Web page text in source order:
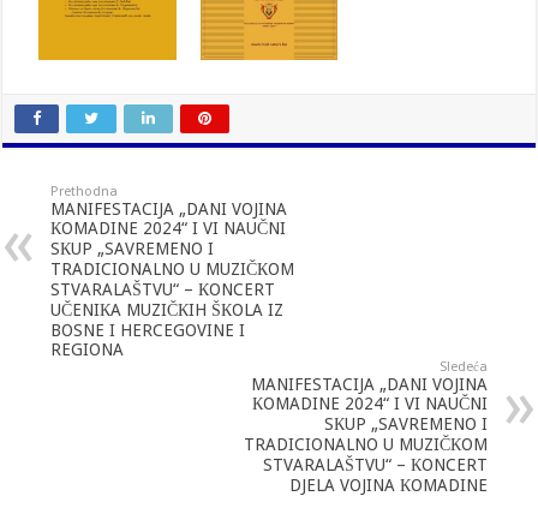
Prethodna
MANIFESTACIJA „DANI VOJINA
КOMADINE 2024“ I VI NAUČNI
SКUP „SAVREMENO I
TRADICIONALNO U MUZIČКOM
STVARALAŠTVU“ – КONCERT
UČENIКA MUZIČКIH ŠКOLA IZ
BOSNE I HERCEGOVINE I
REGIONA
Sledeća
MANIFESTACIJA „DANI VOJINA
КOMADINE 2024“ I VI NAUČNI
SКUP „SAVREMENO I
TRADICIONALNO U MUZIČКOM
STVARALAŠTVU“ – КONCERT
DJELA VOJINA КOMADINE